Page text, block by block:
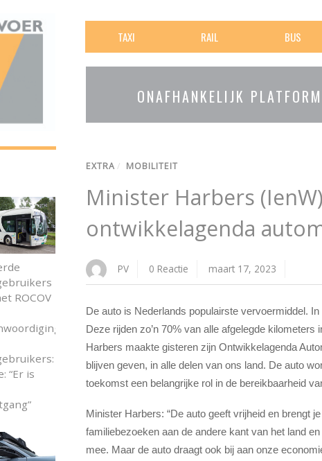
TAXI RAIL BUS
ONAFHANKELIJK
EXTRA / MOBILITEIT
Minister Harbers
ontwikkelagenda
PV 0 Reactie maart 17, 2023
De auto is Nederlands populairste vervoermiddel.
Deze rijden zo’n 70% van alle afgelegde
Harbers maakte gisteren zijn Ontwikkelagenda
blijven geven, in alle delen van ons land. De auto
toekomst een belangrijke rol in de bereikbaarheid
Minister Harbers: “De auto geeft vrijheid en brengt
familiebezoeken aan de andere kant van het land
mee. Maar de auto draagt ook bij aan onze
ROCOV
“Er is